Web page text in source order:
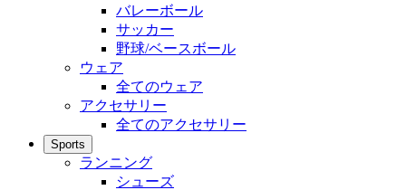
バレーボール
サッカー
野球/ベースボール
ウェア
全てのウェア
アクセサリー
全てのアクセサリー
Sports
ランニング
シューズ